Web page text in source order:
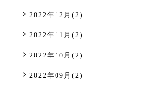
2022年12月(2)
2022年11月(2)
2022年10月(2)
2022年09月(2)